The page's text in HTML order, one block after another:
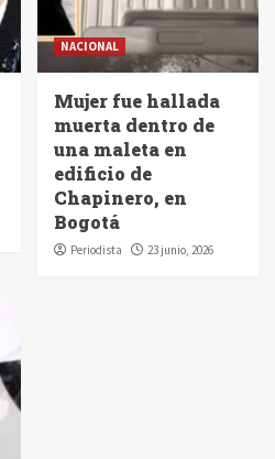
NACIONAL
Mujer fue hallada
muerta dentro de
una maleta en
edificio de
Chapinero, en
Bogotá
Periodista 23 junio, 2026